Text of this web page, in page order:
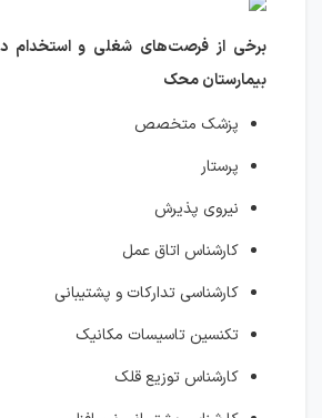
برخی از فرصت‌های شغلی و استخدام
بیمارستان محک
پزشک متخصص
پرستار
نیروی پذیرش
کارشناس اتاق عمل
کارشناسی تدارکات و پشتیبانی
تکنسین تاسیسات مکانیک
کارشناس توزیع قلک